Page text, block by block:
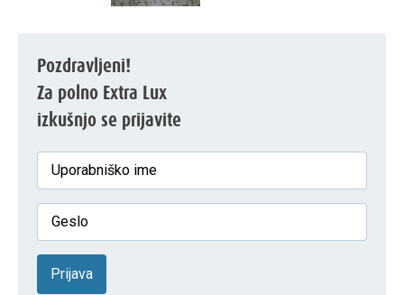
Pozdravljeni!
Za polno Extra Lux
izkušnjo se prijavite
Prijava